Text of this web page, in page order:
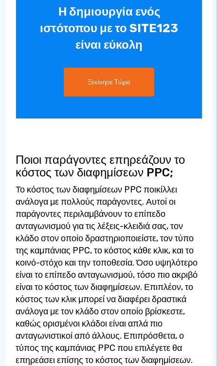
Η δημιουργία ενός
ιστότοπου με το SITE123
είναι εύκολη
Ξεκίνησε Τώρα
Ποιοι παράγοντες επηρεάζουν το
κόστος των διαφημίσεων PPC;
Το κόστος των διαφημίσεων PPC ποικίλλει
ανάλογα με πολλούς παράγοντες. Αυτοί οι
παράγοντες περιλαμβάνουν το επίπεδο
ανταγωνισμού για τις λέξεις-κλειδιά σας, τον
κλάδο στον οποίο δραστηριοποιείστε, τον τύπο
της καμπάνιας PPC, το κόστος κάθε κλικ, και το
κοινό-στόχο και την τοποθεσία. Όσο υψηλότερο
είναι το επίπεδο ανταγωνισμού, τόσο πιο ακριβό
είναι το κόστος των διαφημίσεων. Επιπλέον, το
κόστος των κλικ μπορεί να διαφέρει δραστικά
ανάλογα με τον κλάδο στον οποίο βρίσκεστε,
καθώς ορισμένοι κλάδοι είναι απλά πιο
ανταγωνιστικοί από άλλους. Επιπρόσθετα, ο
τύπος της καμπάνιας PPC που επιλέγετε θα
επηρεάσει επίσης το κόστος των διαφημίσεων.